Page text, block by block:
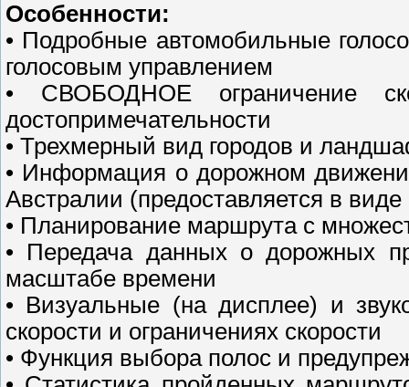
Особенности:
• Подробные автомобильные
голосовым управлением
• СВОБОДНОЕ ограничение
достопримечательности
• Трехмерный вид городов и
• Информация о дорожном
Австралии (предоставляется в
• Планирование маршрута с
• Передача данных о дорожных
масштабе времени
• Визуальные (на дисплее) и
скорости и ограничениях скорости
• Функция выбора полос и